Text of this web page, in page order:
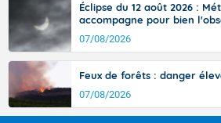
Éclipse du 12 août 2026 :
accompagne pour bien
07/08/2026
Feux de forêts : danger
07/08/2026